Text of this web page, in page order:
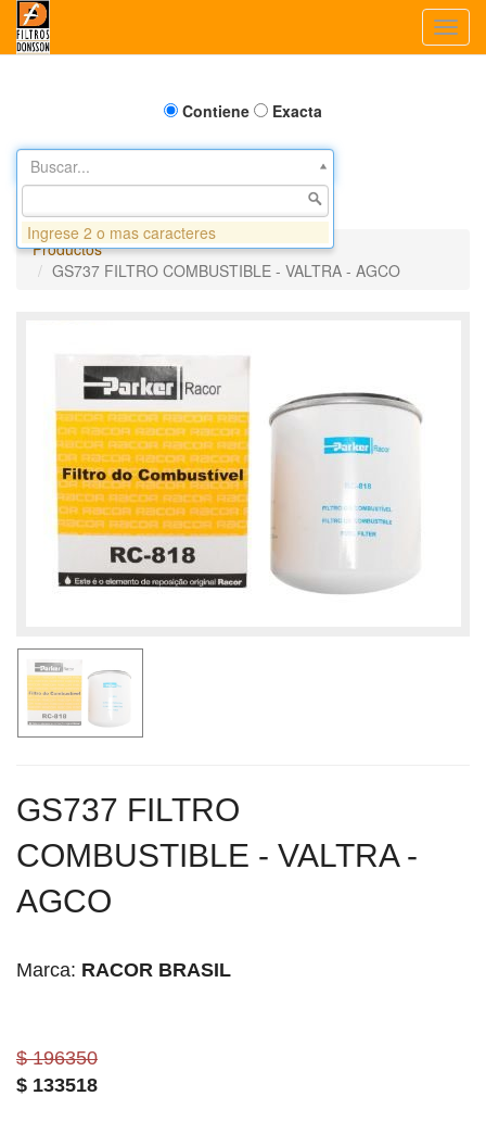
Contiene Exacta
Buscar...
Productos
GS737 FILTRO COMBUSTIBLE - VALTRA - AGCO
GS737 FILTRO
COMBUSTIBLE - VALTRA -
AGCO
Marca: RACOR BRASIL
$ 196350
$ 133518
Ingrese 2 o mas caracteres